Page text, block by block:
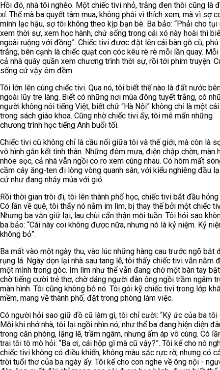
Hồi đó, nhà tôi nghèo. Một chiếc tivi nhỏ, trắng đen thôi cũng là
xỉ. Thế mà ba quyết tâm mua, không phải vì thích xem, mà vì sợ
mình lạc hậu, sợ tôi không theo kịp bạn bè. Ba bảo: “Phải cho tụi
xem thời sự, xem học hành, chứ sống trong cái xó này hoài thì
ngoài ruộng với đồng”. Chiếc tivi được đặt lên cái bàn gỗ cũ, phủ
trắng, bên cạnh là chiếc quạt con cóc kêu rè rè mỗi lần quay.
cả nhà quây quần xem chương trình thời sự, rồi tới phim truyện.
sống cứ vậy êm đềm.
Tôi lớn lên cùng chiếc tivi. Qua nó, tôi biết thế nào là đất nước
ngoài lũy tre làng. Biết có những nơi mùa đông tuyết trắng, có
người không nói tiếng Việt, biết chữ “Hà Nội” không chỉ là một
trong sách giáo khoa. Cũng nhờ chiếc tivi ấy, tôi mê mẩn những
chương trình học tiếng Anh buổi tối.
Chiếc tivi cũ không chỉ là cầu nối giữa tôi và thế giới, mà còn là
vô hình gắn kết tình thân. Những đêm mưa, điện chập chờn, màn
nhòe sọc, cả nhà vẫn ngồi co ro xem cùng nhau. Có hôm mất
cầm cây ăng-ten đi lòng vòng quanh sân, với kiểu nghiêng đầu
cứ như đang nhảy múa với gió.
Rồi thời gian trôi đi, tôi lên thành phố học, chiếc tivi bắt đầu hỏng
Có lần về quê, tôi thấy nó nằm im lìm, bị thay thế bởi một chiếc
Nhưng ba vẫn giữ lại, lau chùi cẩn thận mỗi tuần. Tôi hỏi sao
ba bảo: “Cái này coi không được nữa, nhưng nó là kỷ niệm. Kỷ
không bỏ”.
Ba mất vào một ngày thu, vào lúc những hàng cau trước ngõ bắt
rụng lá. Ngày dọn lại nhà sau tang lễ, tôi thấy chiếc tivi vẫn nằm
một mình trong góc. Im lìm như thể vẫn đang chờ một bàn tay
chờ tiếng cười trẻ thơ, chờ dáng người đàn ông ngồi trầm ngâm
màn hình. Tôi cũng không bỏ nó. Tôi gói kỹ chiếc tivi trong lớp
mềm, mang về thành phố, đặt trong phòng làm việc.
Có người hỏi sao giữ đồ cũ làm gì, tôi chỉ cười: “Ký ức của ba tôi
Mỗi khi nhớ nhà, tôi lại ngồi nhìn nó, như thể ba đang hiện diện
trong căn phòng, lặng lẽ, trầm ngâm, nhưng ấm áp vô cùng. Có
trai tôi tò mò hỏi: “Ba ơi, cái hộp gì mà cũ vậy?”. Tôi kể cho nó
chiếc tivi không có điều khiển, không màu sắc rực rỡ, nhưng có
trời tuổi thơ của ba ngày ấy. Tôi kể cho con nghe về ông nội -